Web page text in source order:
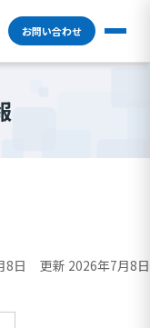
お問い合わせ
8日 更新 2026年7月8日